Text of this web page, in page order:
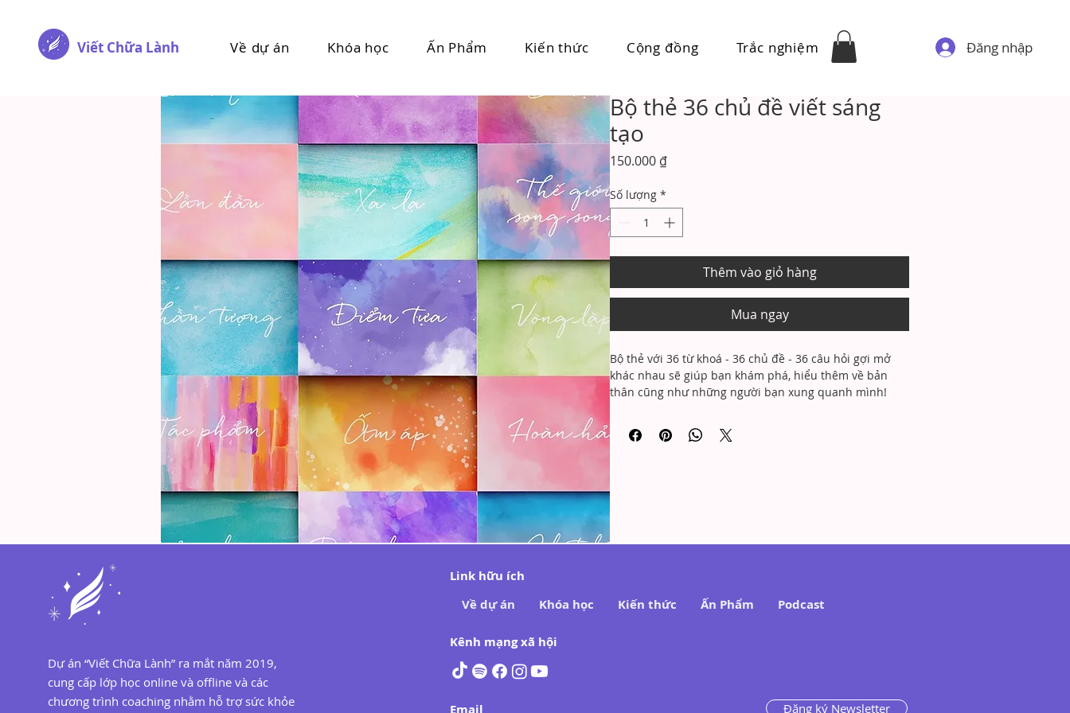
Viết Chữa Lành Về dự án Khóa học Ấn Phẩm Kiến thức Cộng đồng Trắc nghiệm Đăng nhập
Bộ thẻ 36 chủ đề viết sáng
tạo
150.000 ₫Giá
Số lượng *
Thêm vào giỏ hàng
Mua ngay
Bộ thẻ với 36 từ khoá - 36 chủ đề - 36 câu hỏi gợi mở
khác nhau sẽ giúp bạn khám phá, hiểu thêm về bản
thân cũng như những người bạn xung quanh mình!
Dự án “Viết Chữa Lành” ra mắt năm 2019,
cung cấp lớp học online và offline và các
chương trình coaching nhằm hỗ trợ sức khỏe
Link hữu ích
Về dự án
Khóa học Kiến thức Ấn Phẩm Podcast
Kênh mạng xã hội
Email Đăng ký Newsletter